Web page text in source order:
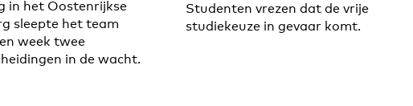
in het Oostenrijkse
sleepte het team
week twee
in de wacht.
Studenten vrezen dat de vrije
studiekeuze in gevaar komt.